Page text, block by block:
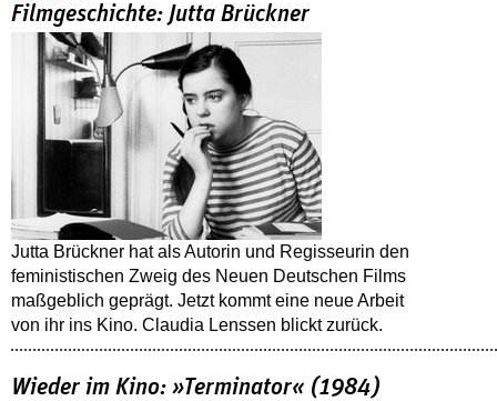
Filmgeschichte: Jutta Brückner
Jutta Brückner hat als Autorin und Regisseurin den
feministischen Zweig des Neuen Deutschen Films
maßgeblich geprägt. Jetzt kommt eine neue Arbeit
von ihr ins Kino. Claudia Lenssen blickt zurück.
Wieder im Kino: »Terminator« (1984)